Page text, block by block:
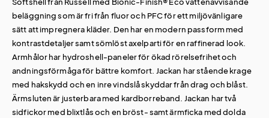
beläggning som är fri från fluor och PFC för ett miljövänligare
sätt att impregnera kläder. Den har en modern passform med
kontrastdetaljer samt sömlöst axelparti för en raffinerad look.
Armhålor har hydroshell-paneler för ökad rörelsefrihet och
andningsförmåga för bättre komfort. Jackan har stående krage
med hakskydd och en inre vindslå skyddar från drag och blåst.
Ärmsluten är justerbara med kardborreband. Jackan har två
sidfickor med blixtlås och en bröst- samt ärmficka med dolda